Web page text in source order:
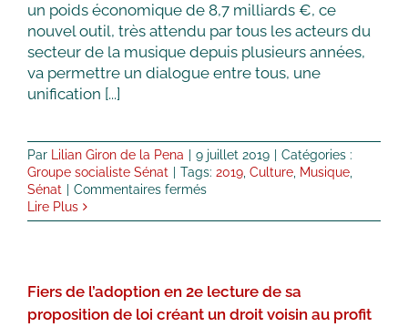
un poids économique de 8,7 milliards €, ce
nouvel outil, très attendu par tous les acteurs du
secteur de la musique depuis plusieurs années,
va permettre un dialogue entre tous, une
unification [...]
Par Lilian Giron de la Pena 9 juillet 2019
Catégories :
Groupe socialiste Sénat
Tags: 2019, Culture, Musique,
Sénat
Commentaires ferméssur
d’un
la
musique
Lire Plus
Fiers de l’adoption en 2e lecture de sa
proposition de loi créant un droit voisin au profit